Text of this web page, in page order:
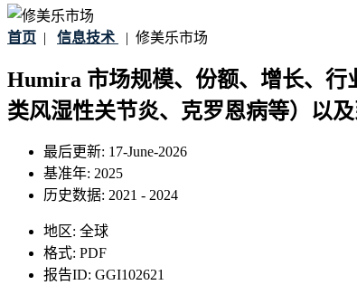
首页 | 信息技术 | 修美乐市场
Humira 市场规模、份额、增长、行
类风湿性关节炎、克罗恩病等）以
最后更新: 17-June-2026
基准年: 2025
历史数据: 2021 - 2024
地区: 全球
格式: PDF
报告ID: GGI102621